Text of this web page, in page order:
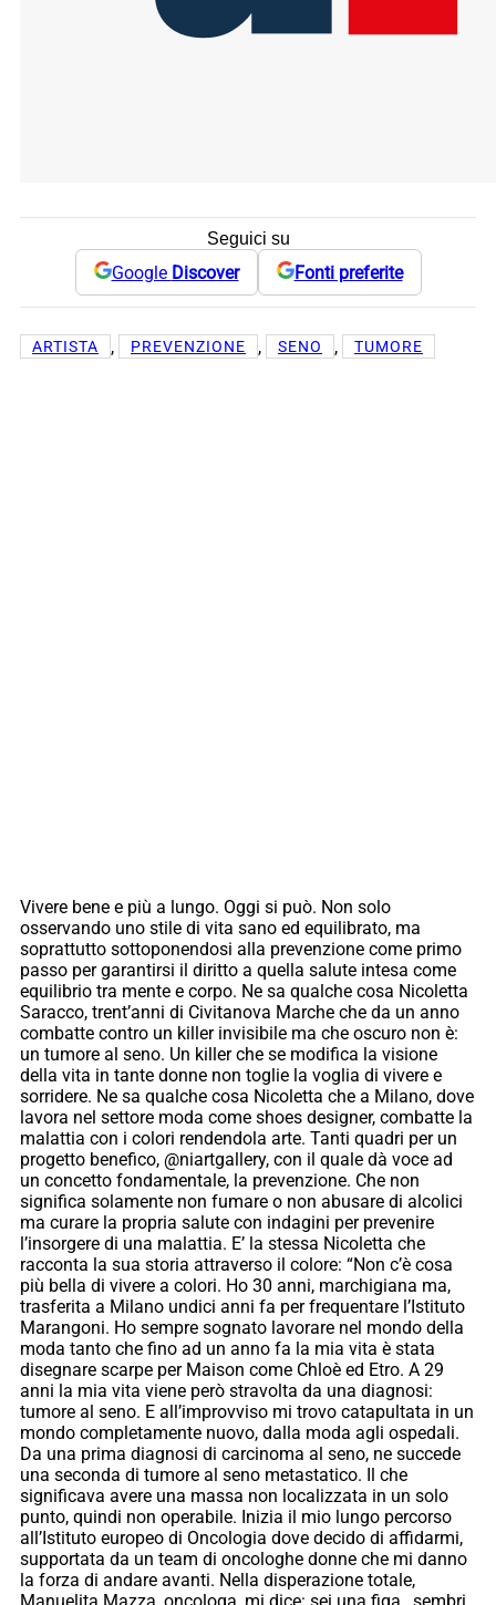
Seguici su
Google Discover Fonti preferite
ARTISTA , PREVENZIONE , SENO , TUMORE
Vivere bene e più a lungo. Oggi si può. Non solo
osservando uno stile di vita sano ed equilibrato, ma
soprattutto sottoponendosi alla prevenzione come primo
passo per garantirsi il diritto a quella salute intesa come
equilibrio tra mente e corpo. Ne sa qualche cosa Nicoletta
Saracco, trent’anni di Civitanova Marche che da un anno
combatte contro un killer invisibile ma che oscuro non è:
un tumore al seno. Un killer che se modifica la visione
della vita in tante donne non toglie la voglia di vivere e
sorridere. Ne sa qualche cosa Nicoletta che a Milano, dove
lavora nel settore moda come shoes designer, combatte la
malattia con i colori rendendola arte. Tanti quadri per un
progetto benefico, @niartgallery, con il quale dà voce ad
un concetto fondamentale, la prevenzione. Che non
significa solamente non fumare o non abusare di alcolici
ma curare la propria salute con indagini per prevenire
l’insorgere di una malattia. E’ la stessa Nicoletta che
racconta la sua storia attraverso il colore: “Non c’è cosa
più bella di vivere a colori. Ho 30 anni, marchigiana ma,
trasferita a Milano undici anni fa per frequentare l’Istituto
Marangoni. Ho sempre sognato lavorare nel mondo della
moda tanto che fino ad un anno fa la mia vita è stata
disegnare scarpe per Maison come Chloè ed Etro. A 29
anni la mia vita viene però stravolta da una diagnosi:
tumore al seno. E all’improvviso mi trovo catapultata in un
mondo completamente nuovo, dalla moda agli ospedali.
Da una prima diagnosi di carcinoma al seno, ne succede
una seconda di tumore al seno metastatico. Il che
significava avere una massa non localizzata in un solo
punto, quindi non operabile. Inizia il mio lungo percorso
all’Istituto europeo di Oncologia dove decido di affidarmi,
supportata da un team di oncologhe donne che mi danno
la forza di andare avanti. Nella disperazione totale,